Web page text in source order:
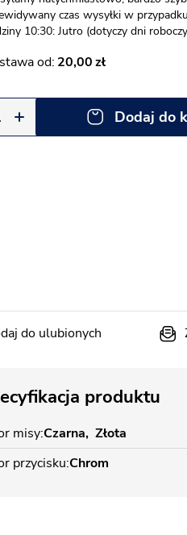
czas wysyłki w
10:30: Jutro (dotyczy dni
od: 20,00
Dodaj do
do ulubionych
produktu
misyCzarna Złota
przycisku Chrom